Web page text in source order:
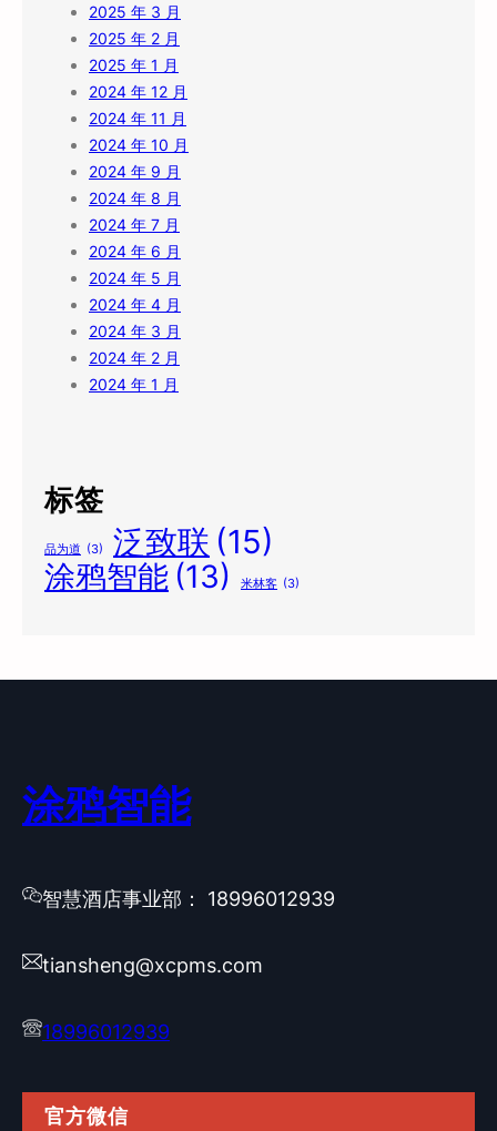
2025 年 3 月
2025 年 2 月
2025 年 1 月
2024 年 12 月
2024 年 11 月
2024 年 10 月
2024 年 9 月
2024 年 8 月
2024 年 7 月
2024 年 6 月
2024 年 5 月
2024 年 4 月
2024 年 3 月
2024 年 2 月
2024 年 1 月
标签
品为道 (3) 泛致联 (15)
涂鸦智能 (13) 米林客 (3)
涂鸦智能
智慧酒店事业部： 18996012939
tiansheng@xcpms.com
18996012939
官方微信